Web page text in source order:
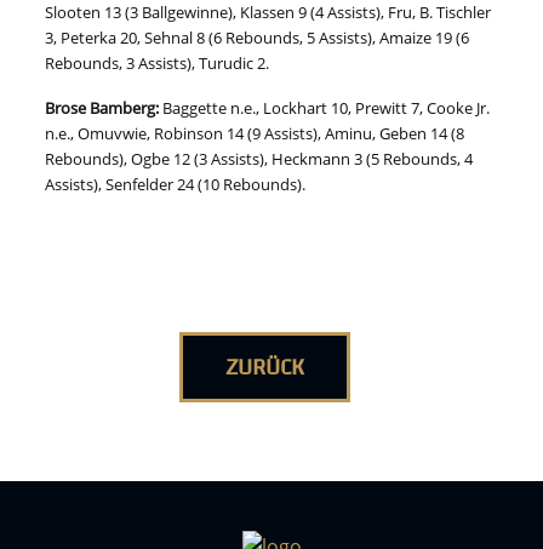
Slooten 13 (3 Ballgewinne), Klassen 9 (4 Assists), Fru, B. Tischler
3, Peterka 20, Sehnal 8 (6 Rebounds, 5 Assists), Amaize 19 (6
Rebounds, 3 Assists), Turudic 2.
Brose Bamberg: Baggette n.e., Lockhart 10, Prewitt 7, Cooke Jr.
n.e., Omuvwie, Robinson 14 (9 Assists), Aminu, Geben 14 (8
Rebounds), Ogbe 12 (3 Assists), Heckmann 3 (5 Rebounds, 4
Assists), Senfelder 24 (10 Rebounds).
ZURÜCK